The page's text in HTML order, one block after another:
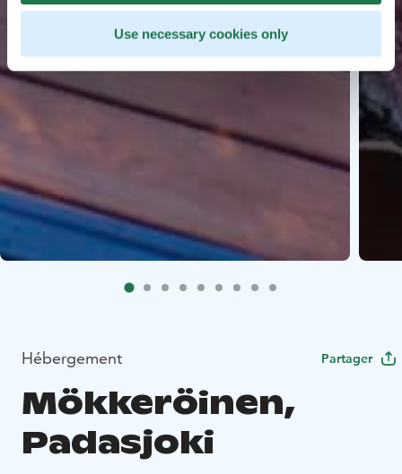
Use necessary cookies only
Hébergement Partager
Mökkeröinen,
Padasjoki